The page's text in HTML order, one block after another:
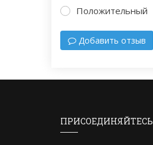
Положительный
Добавить отзыв
ПРИСОЕДИНЯЙТЕСЬ